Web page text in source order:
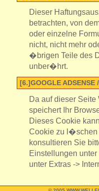
Dieser
betrachten, von
oder einzelne
nicht, nicht mehr
�brigen Teile des
unber�hrt.
[6.]GOOGLE ADSENSE
Da auf dieser
speichert Ihr
Dieses Cookie
Cookie zu l�schen
konsultieren Sie
Einstellungen
unter Extras ->